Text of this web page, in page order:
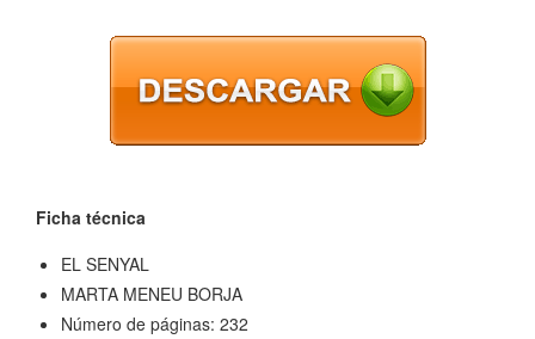
Ficha técnica
EL SENYAL
MARTA MENEU BORJA
Número de páginas: 232